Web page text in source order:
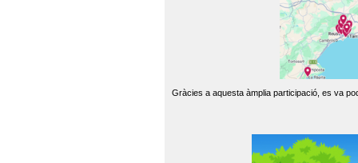
Gràcies a aquesta àmplia participació, es va